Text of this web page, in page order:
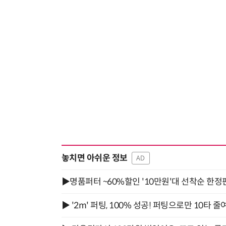
놓치면 아쉬운 정보 AD
▶명품퍼터 ~60%할인 '10만원'대 선착순 한정
▶ '2m' 퍼팅, 100% 성공! 퍼팅으로만 10타 줄